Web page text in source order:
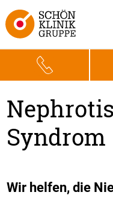
Syndrom
Wir helfen, die